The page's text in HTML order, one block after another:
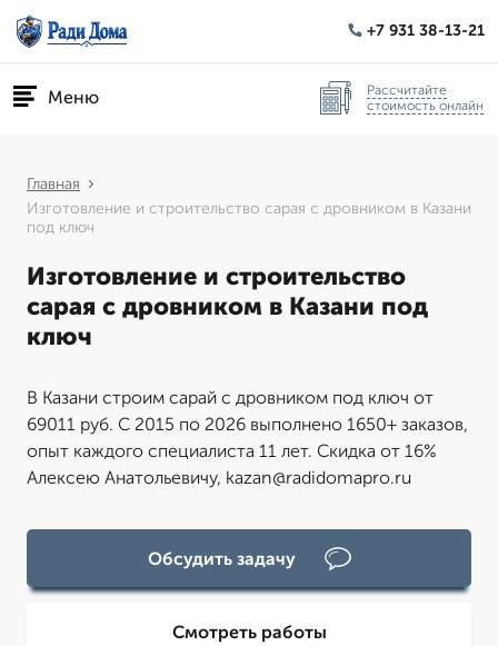
+7 931 38-13-21
Меню
Рассчитайте
стоимость онлайн
Главная
Изготовление и строительство сарая с дровником в Казани
под ключ
Изготовление и строительство
сарая с дровником в Казани под
ключ
В Казани строим сарай с дровником под ключ от
69011 руб. С 2015 по 2026 выполнено 1650+ заказов,
опыт каждого специалиста 11 лет. Скидка от 16%
Алексею Анатольевичу, kazan@radidomapro.ru
Обсудить задачу
Смотреть работы